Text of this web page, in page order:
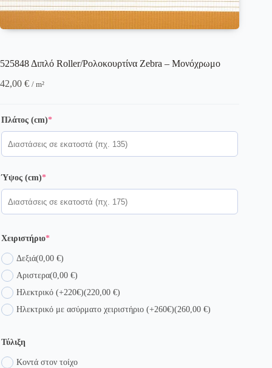
525848 Διπλό Roller/Ρολοκουρτίνα Zebra – Μονόχρωμο
42,00 € / m²
Πλάτος (cm)*(required)
Ύψος (cm)*(required)
Χειριστήριο*(required)
Δεξιά(0,00 €)
Αριστερα(0,00 €)
Ηλεκτρικό (+220€)(220,00 €)
Ηλεκτρικό με ασύρματο χειριστήριο (+260€)(260,00 €)
Τύλιξη
Κοντά στον τοίχο